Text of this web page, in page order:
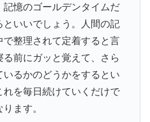
憶のゴールデンタイムだ
といいでしょう。人間の記
整理されて定着すると言
前にガッと覚えて、さら
るかのどうかをするとい
れを毎日続けていくだけで
ます。